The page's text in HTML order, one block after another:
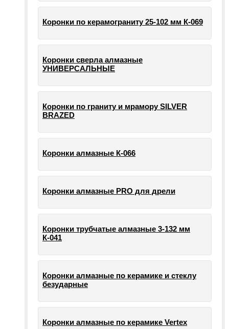
Коронки по керамограниту 25-102 мм К-069
Коронки сверла алмазные
УНИВЕРСАЛЬНЫЕ
Коронки по граниту и мрамору SILVER
BRAZED
Коронки алмазные К-066
Коронки алмазные PRO для дрели
Коронки трубчатые алмазные 3-132 мм
К-041
Коронки алмазные по керамике и стеклу
безударные
Коронки алмазные по керамике Vertex